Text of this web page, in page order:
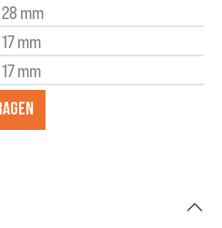
28 mm
17 mm
17 mm